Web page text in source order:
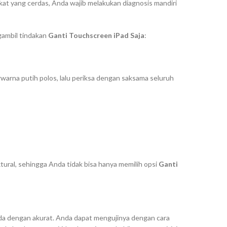
yang cerdas, Anda wajib melakukan diagnosis mandiri
tindakan Ganti Touchscreen iPad Saja:
putih polos, lalu periksa dengan saksama seluruh
sehingga Anda tidak bisa hanya memilih opsi Ganti
dengan akurat. Anda dapat mengujinya dengan cara